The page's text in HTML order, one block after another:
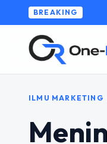
BREAKING
ILMU MARKETING